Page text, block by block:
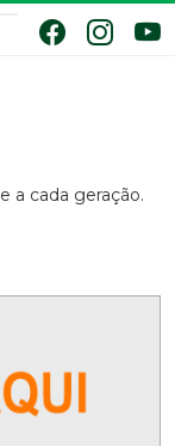
a cada geração.